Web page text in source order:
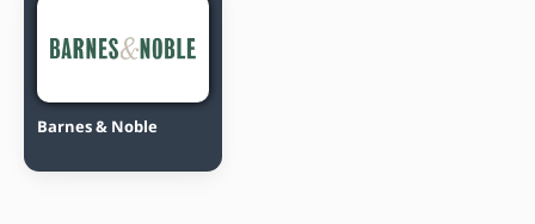
Barnes & Noble